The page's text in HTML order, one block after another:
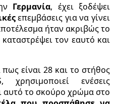
Γερμανία, έχει ξοδέψει
επεμβάσεις για να γίνει
ήταν ακριβώς το
τον εαυτό και
είναι 28 και το στήθος
ενέσεις
αυτό το σκούρο χρώμα στο